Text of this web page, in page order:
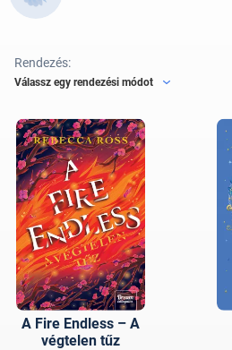
Rendezés:
Válassz egy rendezési módot
A Fire Endless – A
végtelen tűz